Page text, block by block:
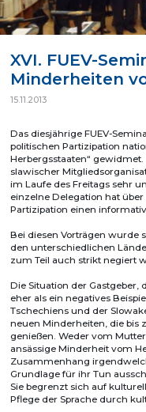
XVI. FUEV-
Minderheiten
15.11.2013
Das diesjährige FUEV-
politischen Partizipation
Herbergsstaaten“
slawischer
im Laufe des Freitags sehr
einzelne Delegation hat
Partizipation einen
Bei diesen Vorträgen wurde
den unterschiedlichen
zum Teil auch strikt negiert
Die Situation der Gastgeber,
eher als ein negatives
Tschechiens und der
neuen Minderheiten, die bis
genießen. Weder vom
ansässige Minderheit vom
Zusammenhang
Grundlage für ihr Tun
Sie begrenzt sich auf
Pflege der Sprache durch